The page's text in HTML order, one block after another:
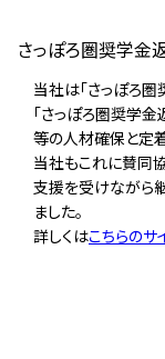
さっぽろ圏奨学金
当社は「さっぽろ
「さっぽろ圏奨学
等の人材確保と定
当社もこれに賛同
支援を受けながら
ました。
詳しくはこちらのサ